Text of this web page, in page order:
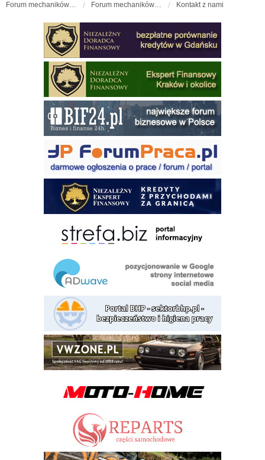
Forum mechaników samochodowych - forum-mechaniczne.pl Forum mechaników samochodowych Kontakt z nami